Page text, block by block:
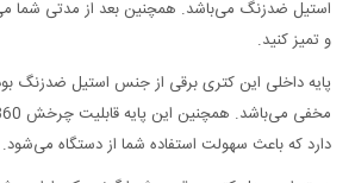
استیل ضدزنگ می‌باشد. همچنین بعد از مدتی شما
و تمیز کنید.
پایه داخلی این کتری برقی از جنس استیل ضدزنگ
دارد که باعث سهولت استفاده شما از دستگاه می‌شود.